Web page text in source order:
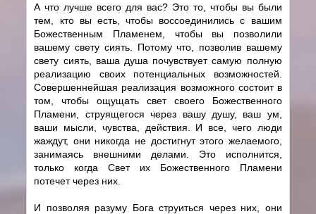
А что лучше всего для вас? Это то, чтобы вы были
тем, кто вы есть, чтобы воссоединились с вашим
Божественным Пламенем, чтобы вы позволили
вашему свету сиять. Потому что, позволив вашему
свету сиять, ваша душа почувствует самую полную
реализацию своих потенциальных возможностей.
Совершеннейшая реализация возможного состоит в
том, чтобы ощущать свет своего Божественного
Пламени, струящегося через вашу душу, ваш ум,
ваши мысли, чувства, действия. И все, чего люди
жаждут, они никогда не достигнут этого желаемого,
занимаясь внешними делами. Это исполнится,
только когда Свет их Божественного Пламени
потечет через них.
И позволяя разуму Бога струиться через них, они